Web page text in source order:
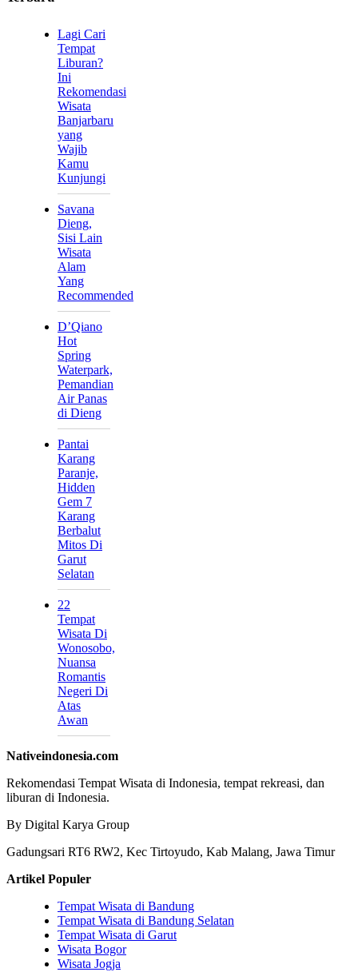
Lagi Cari
Tempat
Liburan?
Ini
Rekomendasi
Wisata
Banjarbaru
yang
Wajib
Kamu
Kunjungi
Savana
Dieng,
Sisi Lain
Wisata
Alam
Yang
Recommended
D’Qiano
Hot
Spring
Waterpark,
Pemandian
Air Panas
di Dieng
Pantai
Karang
Paranje,
Hidden
Gem 7
Karang
Berbalut
Mitos Di
Garut
Selatan
22
Tempat
Wisata Di
Wonosobo,
Nuansa
Romantis
Negeri Di
Atas
Awan
Nativeindonesia.com
Rekomendasi Tempat Wisata di Indonesia, tempat rekreasi, dan
liburan di Indonesia.
By Digital Karya Group
Gadungsari RT6 RW2, Kec Tirtoyudo, Kab Malang, Jawa Timur
Artikel Populer
Tempat Wisata di Bandung
Tempat Wisata di Bandung Selatan
Tempat Wisata di Garut
Wisata Bogor
Wisata Jogja